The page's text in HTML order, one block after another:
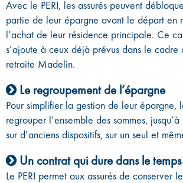
Avec le PERI, les assurés peuvent
partie de leur épargne avant le départ en
l’achat de leur résidence principale. Ce
s’ajoute à ceux déjà prévus dans le cadre
retraite Madelin.
Le regroupement de l’épargne
Pour simplifier la gestion de leur épargne,
regrouper l’ensemble des sommes,
sur d’anciens dispositifs, sur un seul et
Un contrat qui dure dans le temps
Le PERI permet aux assurés de conserver